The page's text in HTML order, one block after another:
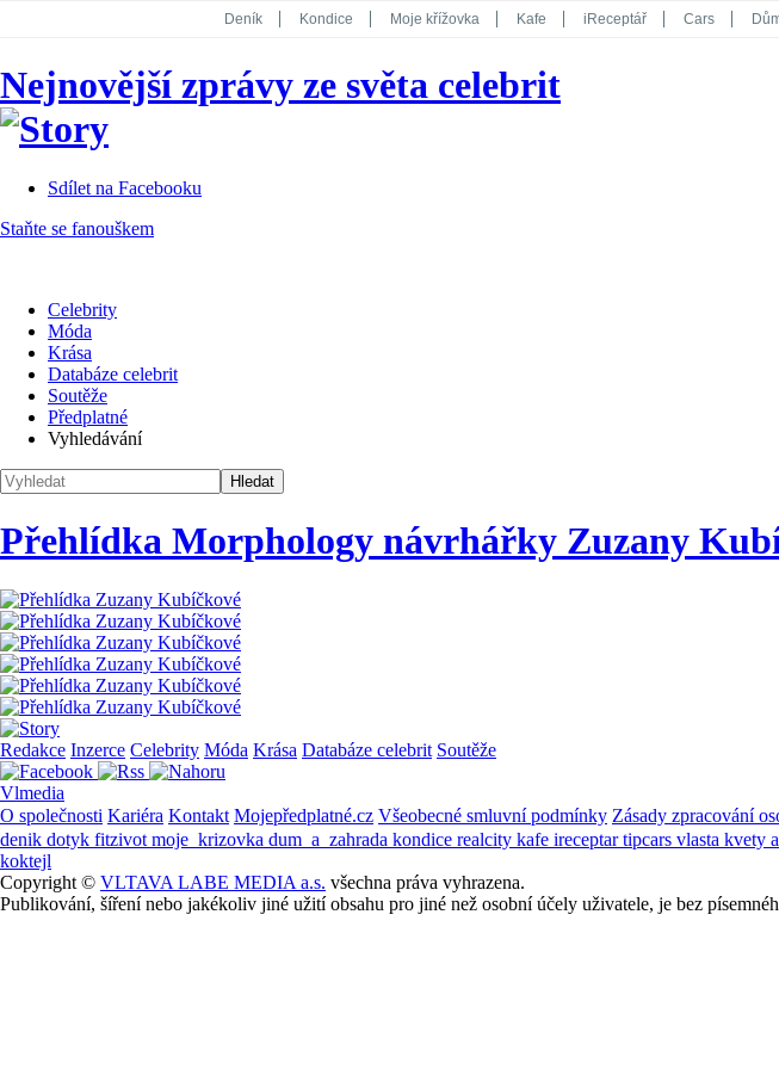
Deník Kondice Moje křížovka Kafe iReceptář Cars
Koktejl
Nejnovější zprávy ze světa celebrit
Sdílet na Facebooku
Staňte se fanouškem
Celebrity
Móda
Krása
Databáze celebrit
Soutěže
Předplatné
Vyhledávání
Přehlídka Morphology návrhářky Zuzany
Redakce Inzerce Celebrity Móda Krása Databáze celebrit Soutěže
Vlmedia
O společnosti Kariéra Kontakt Mojepředplatné.cz Všeobecné smluvní podmínky Zásady zpracování
denik dotyk fitzivot moje_krizovka dum_a_zahrada kondice realcity kafe ireceptartipcars vlasta kvety
koktejl
Copyright © VLTAVA LABE MEDIA a.s. všechna práva vyhrazena.
Publikování, šíření nebo jakékoliv jiné užití obsahu pro jiné než osobní účely uživatele, je bez